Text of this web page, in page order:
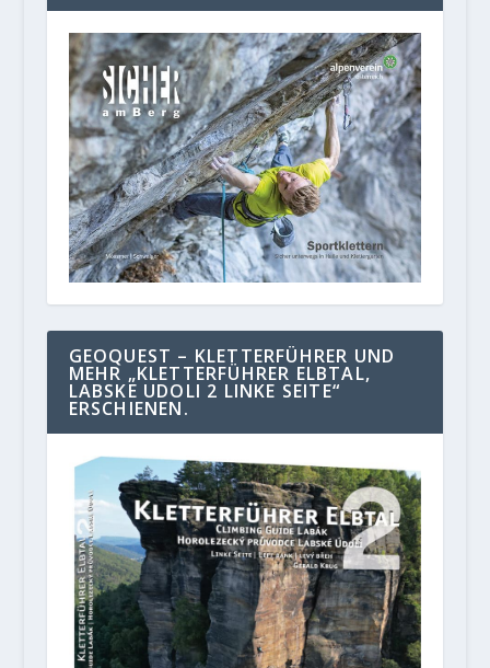
GEOQUEST – KLETTERFÜHRER UND
MEHR „KLETTERFÜHRER ELBTAL,
LABSKE UDOLI 2 LINKE SEITE“
ERSCHIENEN.